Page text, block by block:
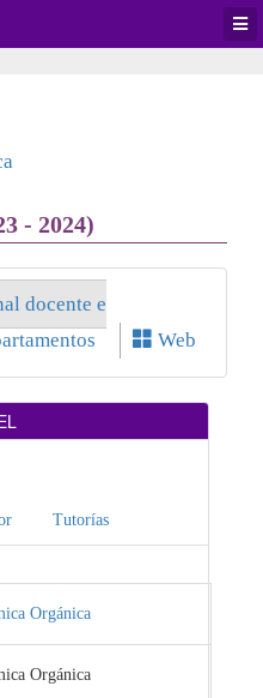
- 2024)
docente e
Web
Tutorías
Orgánica
Orgánica